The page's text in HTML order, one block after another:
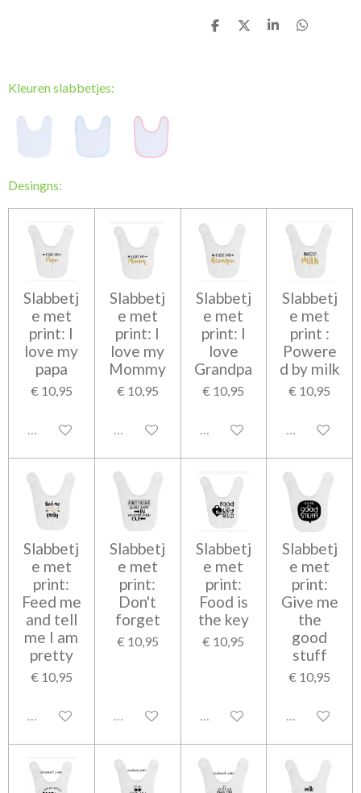
D
D
S
D
Kleuren slabbetjes:
Desingns:
Slabbetj
e met
print: I
love my
papa
€ 10,95
Uitgeschakeld
Slabbetj
e met
print: I
love my
Mommy
€ 10,95
Uitgeschakeld
Slabbetj
e met
print: I
love
Grandpa
€ 10,95
Uitgeschakeld
Slabbetj
e met
print :
Powere
d by milk
€ 10,95
Slabbetj
e met
print:
Feed me
and tell
me I am
pretty
€ 10,95
Uitgeschakeld
Slabbetj
e met
print:
Don't
forget
€ 10,95
Uitgeschakeld
Slabbetj
e met
print:
Food is
the key
€ 10,95
Uitgeschakeld
Slabbetj
e met
print:
Give me
the
good
stuff
€ 10,95